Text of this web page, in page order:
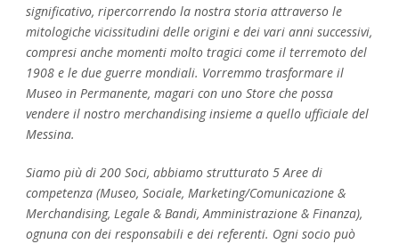
significativo, ripercorrendo la nostra storia attraverso le
mitologiche vicissitudini delle origini e dei vari anni successivi,
compresi anche momenti molto tragici come il terremoto del
1908 e le due guerre mondiali. Vorremmo trasformare il
Museo in Permanente, magari con uno Store che possa
vendere il nostro merchandising insieme a quello ufficiale del
Messina.
Siamo più di 200 Soci, abbiamo strutturato 5 Aree di
competenza (Museo, Sociale, Marketing/Comunicazione &
Merchandising, Legale & Bandi, Amministrazione & Finanza),
ognuna con dei responsabili e dei referenti. Ogni socio può